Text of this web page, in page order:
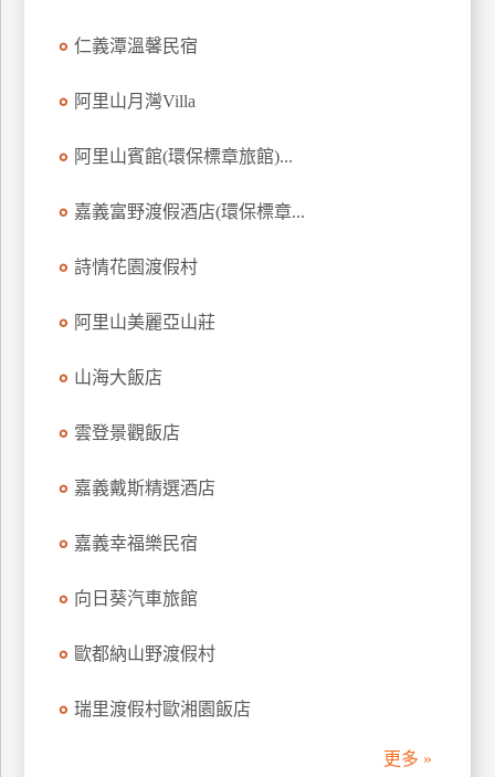
仁義潭溫馨民宿
阿里山月灣Villa
阿里山賓館(環保標章旅館)...
嘉義富野渡假酒店(環保標章...
詩情花園渡假村
阿里山美麗亞山莊
山海大飯店
雲登景觀飯店
嘉義戴斯精選酒店
嘉義幸福樂民宿
向日葵汽車旅館
歐都納山野渡假村
瑞里渡假村歐湘園飯店
更多 »